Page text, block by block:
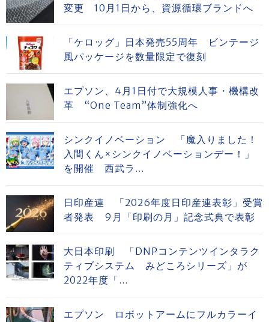
変更 10月1日から、資源循環ブランドへ
「ケロッグ」日本発売55周年 ビンテージ
風パッケージを数量限定で復刻
エプソン、4月1日付で大規模人事・機構改
革 “One Team”体制強化へ
シンクイノベーション 「魔入りました！
入間くん×シンクイノベーションデー！」
を開催 西武ラ...
日印産連 「2026年度日印産連表彰」受賞
者発表 9月「印刷の月」記念式典で表彰
大日本印刷 「DNPコンテンツインタラク
ティブシステム みどころシリーズ」が
2022年度「...
エプソン ロボットアームにフルカラーイ